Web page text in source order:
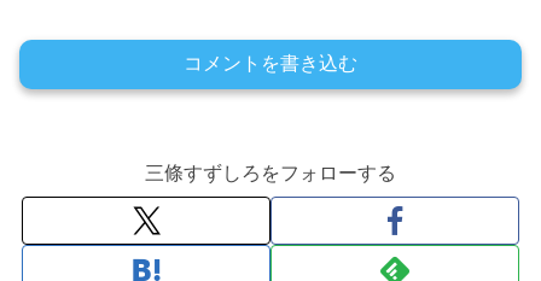
コメントを書き込む
三條すずしろをフォローする